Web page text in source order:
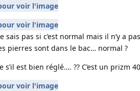
voir l'image
voir l'image
sais pas si c’est normal mais il n’y a
pierres sont dans le bac… normal ?
s’il est bien réglé…. ?? C’est un prizm
voir l'image